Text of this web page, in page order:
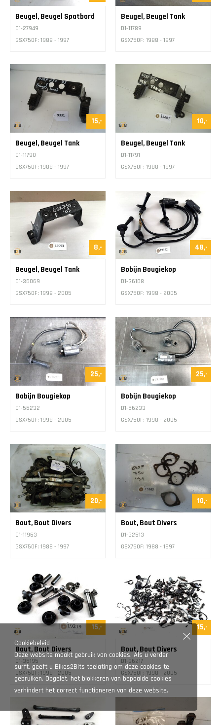
Beugel, Beugel Spatbord
D1-27949
GSX750F: 1988 - 1997
Beugel, Beugel Tank
D1-11789
GSX750F: 1988 - 1997
15,-
Beugel, Beugel Tank
D1-11790
GSX750F: 1988 - 1997
10,-
Beugel, Beugel Tank
D1-11791
GSX750F: 1988 - 1997
8,-
Beugel, Beugel Tank
D1-36069
GSX750F: 1998 - 2005
48,-
Bobijn Bougiekop
D1-36108
GSX750F: 1998 - 2005
25,-
Bobijn Bougiekop
D1-56232
GSX750F: 1998 - 2005
25,-
Bobijn Bougiekop
D1-56233
GSX750F: 1998 - 2005
20,-
Bout, Bout Divers
D1-11963
GSX750F: 1988 - 1997
10,-
Bout, Bout Divers
D1-32513
GSX750F: 1988 - 1997
15,-
Bout, Bout Divers
D1-36195
GSX750F: 1998 - 2005
15,-
Bout, Bout Divers
D1-36217
GSX750F: 1998 - 2005
Cookiebeleid
Deze website maakt gebruik van cookies. Als u verder
surft, geeft u Bikes2Bits toelating om deze cookies te
gebruiken. Opgelet, het blokkeren van bepaalde cookies
verhindert het correct functioneren van deze website.